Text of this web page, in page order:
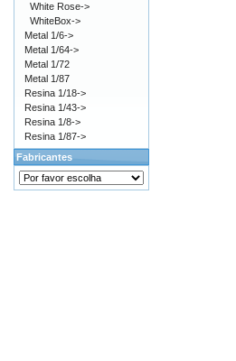
White Rose->
WhiteBox->
Metal 1/6->
Metal 1/64->
Metal 1/72
Metal 1/87
Resina 1/18->
Resina 1/43->
Resina 1/8->
Resina 1/87->
Fabricantes